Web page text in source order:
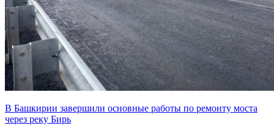
В Башкирии завершили основные работы по ремонту моста
через реку Бирь